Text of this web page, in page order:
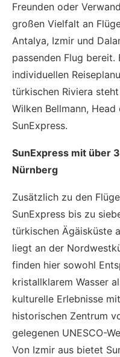
Freunden oder
großen Vielfalt an
Antalya, Izmir und
passenden Flug bereit.
individuellen
türkischen Riviera
Wilken Bellmann,
SunExpress.
SunExpress mit über
Nürnberg
Zusätzlich zu den
SunExpress bis zu
türkischen Ägäisküste
liegt an der
finden hier sowohl
kristallklarem Wasser
kulturelle Erlebnisse
historischen Zentrum
gelegenen UNESCO-
Von Izmir aus bietet